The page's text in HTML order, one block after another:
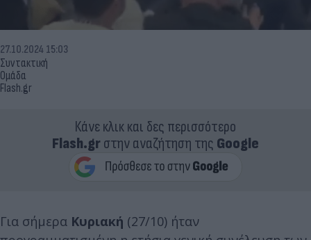
Συντακτική
Ομάδα
Flash.gr
27.10.2024 15:03
Κάνε κλικ και δες περισσότερο
Flash.grστην αναζήτηση της Google
Για σήμερα Κυριακή (27/10) ήταν